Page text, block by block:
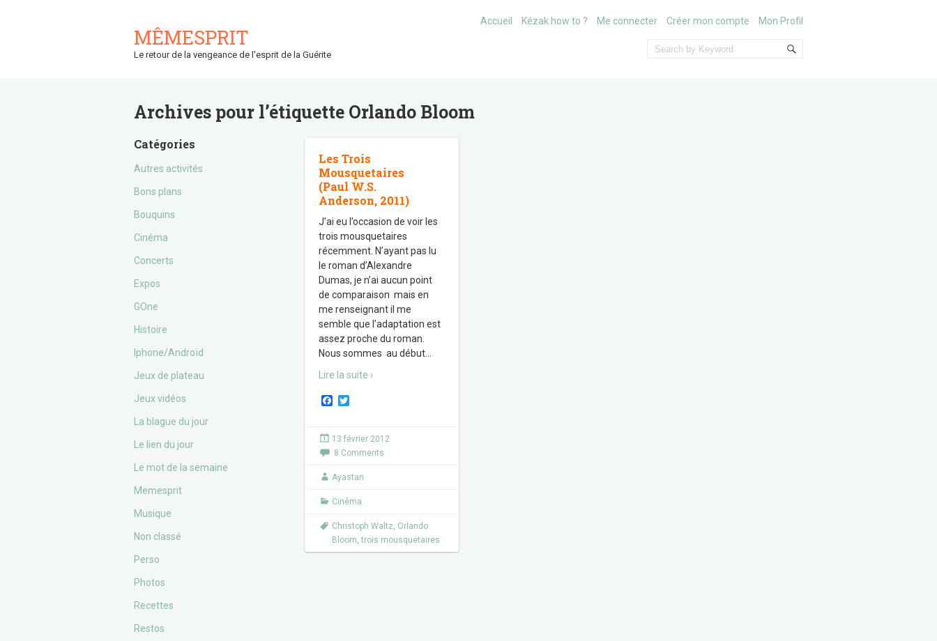
MÊMESPRIT
Le retour de la vengeance de l'esprit de la Guérite
Accueil Kézak how to ? Me connecter Créer mon compte Mon Profil
Archives pour l’étiquette Orlando Bloom
Catégories
Autres activités
Bons plans
Bouquins
Cinéma
Concerts
Expos
GOne
Histoire
Iphone/Androïd
Jeux de plateau
Jeux vidéos
La blague du jour
Le lien du jour
Le mot de la semaine
Memesprit
Musique
Non classé
Perso
Photos
Recettes
Restos
Les Trois
Mousquetaires
(Paul W.S.
Anderson, 2011)
J’ai eu l’occasion de voir les
trois mousquetaires
récemment. N’ayant pas lu
le roman d’Alexandre
Dumas, je n’ai aucun point
de comparaison mais en
me renseignant il me
semble que l’adaptation est
assez proche du roman.
Nous sommes au début
Lire la suite ›
F
e
b
o
k
t
t
e
13 février 2012
8 Comments
Ayastan
Cinéma
Christoph Waltz, Orlando
Bloom,trois mousquetaires